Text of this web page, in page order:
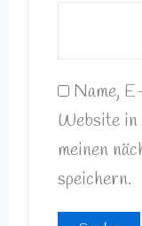
Name,
Website
meinen
speichern.